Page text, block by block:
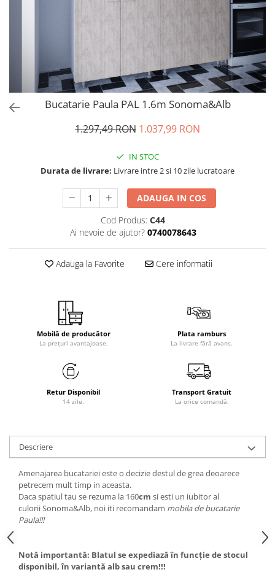
Bucatarie Paula PAL 1.6m Sonoma&Alb
1.297,49 RON 1.037,99 RON
IN STOC
Durata de livrare: Livrare intre 2 si 10 zile lucratoare
ADAUGA IN COS
Cod Produs: C44
Ai nevoie de ajutor? 0740078643
Adauga la Favorite Cere informatii
Mobilă de producător
La prețuri avantajoase.
Plata ramburs
La livrare fără avans.
Retur Disponibil
14 zile.
Transport Gratuit
La orice comandă.
Descriere
Amenajarea bucatariei este o decizie destul de grea deoarece
petrecem mult timp in aceasta.
Daca spatiul tau se rezuma la 160cm si esti un iubitor al
culorii Sonoma&Alb, noi iti recomandam mobila de bucatarie
Paula!!!
Notă importantă: Blatul se expediază în funcție de stocul
disponibil, în variantă alb sau crem!!!